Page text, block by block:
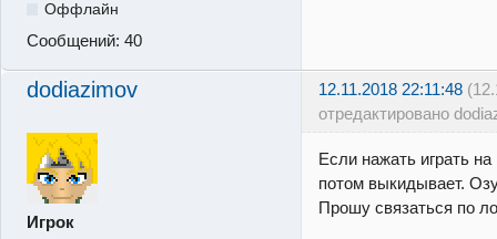
Оффлайн
Сообщений: 40
dodiazimov 12.11.2018 22:11:48
отредактировано
Игрок
Если нажать играть
потом выкидывает.
Прошу связаться по